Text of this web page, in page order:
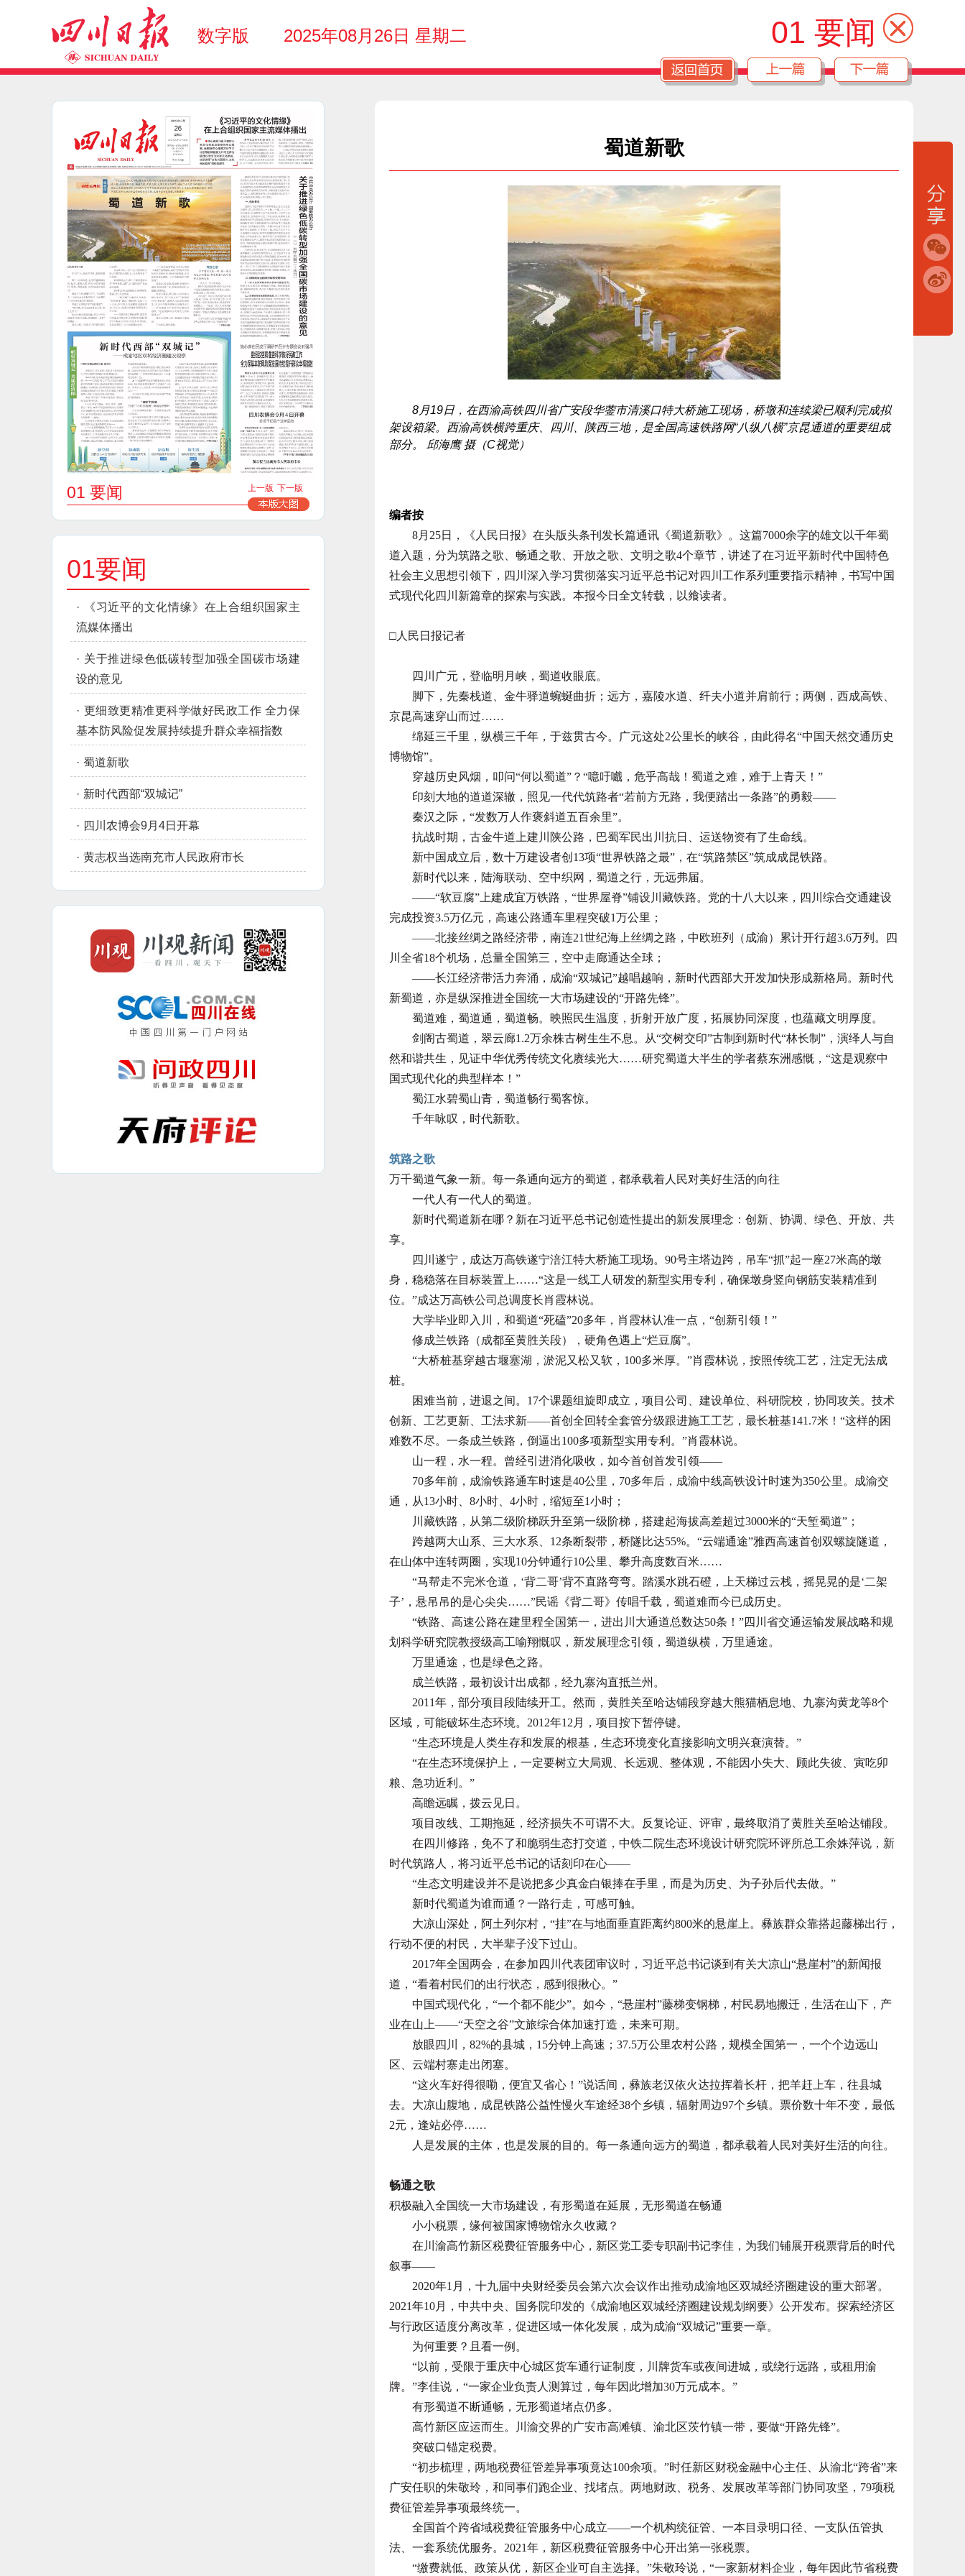
数字版 2025年08月26日 星期二 01 要闻
01 要闻 上一版 下一版
01要闻
·
《习近平的文化情缘》在上合组织国家主
流媒体播出
· 关于推进绿色低碳转型加强全国碳市场建
设的意见
· 更细致更精准更科学做好民政工作 全力保
基本防风险促发展持续提升群众幸福指数
· 蜀道新歌
· 新时代西部“双城记”
· 四川农博会9月4日开幕
· 黄志权当选南充市人民政府市长
蜀道新歌
8月19日，在西渝高铁四川省广安段华蓥市清溪口特大桥施工现场，桥墩和连续梁已顺利完成拟
架设箱梁。西渝高铁横跨重庆、四川、陕西三地，是全国高速铁路网“八纵八横”京昆通道的重要组成
部分。 邱海鹰 摄（C视觉）
编者按
8月25日，《人民日报》在头版头条刊发长篇通讯《蜀道新歌》。这篇7000余字的雄文以千年蜀
道入题，分为筑路之歌、畅通之歌、开放之歌、文明之歌4个章节，讲述了在习近平新时代中国特色
社会主义思想引领下，四川深入学习贯彻落实习近平总书记对四川工作系列重要指示精神，书写中国
式现代化四川新篇章的探索与实践。本报今日全文转载，以飨读者。
□人民日报记者
四川广元，登临明月峡，蜀道收眼底。
脚下，先秦栈道、金牛驿道蜿蜒曲折；远方，嘉陵水道、纤夫小道并肩前行；两侧，西成高铁、
京昆高速穿山而过……
绵延三千里，纵横三千年，于兹贯古今。广元这处2公里长的峡谷，由此得名“中国天然交通历史
博物馆”。
穿越历史风烟，叩问“何以蜀道”？“噫吁嚱，危乎高哉！蜀道之难，难于上青天！”
印刻大地的道道深辙，照见一代代筑路者“若前方无路，我便踏出一条路”的勇毅——
秦汉之际，“发数万人作褒斜道五百余里”。
抗战时期，古金牛道上建川陕公路，巴蜀军民出川抗日、运送物资有了生命线。
新中国成立后，数十万建设者创13项“世界铁路之最”，在“筑路禁区”筑成成昆铁路。
新时代以来，陆海联动、空中织网，蜀道之行，无远弗届。
——“软豆腐”上建成宜万铁路，“世界屋脊”铺设川藏铁路。党的十八大以来，四川综合交通建设
完成投资3.5万亿元，高速公路通车里程突破1万公里；
——北接丝绸之路经济带，南连21世纪海上丝绸之路，中欧班列（成渝）累计开行超3.6万列。四
川全省18个机场，总量全国第三，空中走廊通达全球；
——长江经济带活力奔涌，成渝“双城记”越唱越响，新时代西部大开发加快形成新格局。新时代
新蜀道，亦是纵深推进全国统一大市场建设的“开路先锋”。
蜀道难，蜀道通，蜀道畅。映照民生温度，折射开放广度，拓展协同深度，也蕴藏文明厚度。
剑阁古蜀道，翠云廊1.2万余株古树生生不息。从“交树交印”古制到新时代“林长制”，演绎人与自
然和谐共生，见证中华优秀传统文化赓续光大……研究蜀道大半生的学者蔡东洲感慨，“这是观察中
国式现代化的典型样本！”
蜀江水碧蜀山青，蜀道畅行蜀客惊。
千年咏叹，时代新歌。
筑路之歌
万千蜀道气象一新。每一条通向远方的蜀道，都承载着人民对美好生活的向往
一代人有一代人的蜀道。
新时代蜀道新在哪？新在习近平总书记创造性提出的新发展理念：创新、协调、绿色、开放、共
享。
四川遂宁，成达万高铁遂宁涪江特大桥施工现场。90号主塔边跨，吊车“抓”起一座27米高的墩
身，稳稳落在目标装置上……“这是一线工人研发的新型实用专利，确保墩身竖向钢筋安装精准到
位。”成达万高铁公司总调度长肖霞林说。
大学毕业即入川，和蜀道“死磕”20多年，肖霞林认准一点，“创新引领！”
修成兰铁路（成都至黄胜关段），硬角色遇上“烂豆腐”。
“大桥桩基穿越古堰塞湖，淤泥又松又软，100多米厚。”肖霞林说，按照传统工艺，注定无法成
桩。
困难当前，进退之间。17个课题组旋即成立，项目公司、建设单位、科研院校，协同攻关。技术
创新、工艺更新、工法求新——首创全回转全套管分级跟进施工工艺，最长桩基141.7米！“这样的困
难数不尽。一条成兰铁路，倒逼出100多项新型实用专利。”肖霞林说。
山一程，水一程。曾经引进消化吸收，如今首创首发引领——
70多年前，成渝铁路通车时速是40公里，70多年后，成渝中线高铁设计时速为350公里。成渝交
通，从13小时、8小时、4小时，缩短至1小时；
川藏铁路，从第二级阶梯跃升至第一级阶梯，搭建起海拔高差超过3000米的“天堑蜀道”；
跨越两大山系、三大水系、12条断裂带，桥隧比达55%。“云端通途”雅西高速首创双螺旋隧道，
在山体中连转两圈，实现10分钟通行10公里、攀升高度数百米……
“马帮走不完米仓道，‘背二哥’背不直路弯弯。踏溪水跳石磴，上天梯过云栈，摇晃晃的是‘二架
子’，悬吊吊的是心尖尖……”民谣《背二哥》传唱千载，蜀道难而今已成历史。
“铁路、高速公路在建里程全国第一，进出川大通道总数达50条！”四川省交通运输发展战略和规
划科学研究院教授级高工喻翔慨叹，新发展理念引领，蜀道纵横，万里通途。
万里通途，也是绿色之路。
成兰铁路，最初设计出成都，经九寨沟直抵兰州。
2011年，部分项目段陆续开工。然而，黄胜关至哈达铺段穿越大熊猫栖息地、九寨沟黄龙等8个
区域，可能破坏生态环境。2012年12月，项目按下暂停键。
“生态环境是人类生存和发展的根基，生态环境变化直接影响文明兴衰演替。”
“在生态环境保护上，一定要树立大局观、长远观、整体观，不能因小失大、顾此失彼、寅吃卯
粮、急功近利。”
高瞻远瞩，拨云见日。
项目改线、工期拖延，经济损失不可谓不大。反复论证、评审，最终取消了黄胜关至哈达铺段。
在四川修路，免不了和脆弱生态打交道，中铁二院生态环境设计研究院环评所总工余姝萍说，新
时代筑路人，将习近平总书记的话刻印在心——
“生态文明建设并不是说把多少真金白银捧在手里，而是为历史、为子孙后代去做。”
新时代蜀道为谁而通？一路行走，可感可触。
大凉山深处，阿土列尔村，“挂”在与地面垂直距离约800米的悬崖上。彝族群众靠搭起藤梯出行，
行动不便的村民，大半辈子没下过山。
2017年全国两会，在参加四川代表团审议时，习近平总书记谈到有关大凉山“悬崖村”的新闻报
道，“看着村民们的出行状态，感到很揪心。”
中国式现代化，“一个都不能少”。如今，“悬崖村”藤梯变钢梯，村民易地搬迁，生活在山下，产
业在山上——“天空之谷”文旅综合体加速打造，未来可期。
放眼四川，82%的县城，15分钟上高速；37.5万公里农村公路，规模全国第一，一个个边远山
区、云端村寨走出闭塞。
“这火车好得很嘞，便宜又省心！”说话间，彝族老汉依火达拉挥着长杆，把羊赶上车，往县城
去。大凉山腹地，成昆铁路公益性慢火车途经38个乡镇，辐射周边97个乡镇。票价数十年不变，最低
2元，逢站必停……
人是发展的主体，也是发展的目的。每一条通向远方的蜀道，都承载着人民对美好生活的向往。
畅通之歌
积极融入全国统一大市场建设，有形蜀道在延展，无形蜀道在畅通
小小税票，缘何被国家博物馆永久收藏？
在川渝高竹新区税费征管服务中心，新区党工委专职副书记李佳，为我们铺展开税票背后的时代
叙事——
2020年1月，十九届中央财经委员会第六次会议作出推动成渝地区双城经济圈建设的重大部署。
2021年10月，中共中央、国务院印发的《成渝地区双城经济圈建设规划纲要》公开发布。探索经济区
与行政区适度分离改革，促进区域一体化发展，成为成渝“双城记”重要一章。
为何重要？且看一例。
“以前，受限于重庆中心城区货车通行证制度，川牌货车或夜间进城，或绕行远路，或租用渝
牌。”李佳说，“一家企业负责人测算过，每年因此增加30万元成本。”
有形蜀道不断通畅，无形蜀道堵点仍多。
高竹新区应运而生。川渝交界的广安市高滩镇、渝北区茨竹镇一带，要做“开路先锋”。
突破口锚定税费。
“初步梳理，两地税费征管差异事项竟达100余项。”时任新区财税金融中心主任、从渝北“跨省”来
广安任职的朱敬玲，和同事们跑企业、找堵点。两地财政、税务、发展改革等部门协同攻坚，79项税
费征管差异事项最终统一。
全国首个跨省域税费征管服务中心成立——一个机构统征管、一本目录明口径、一支队伍管执
法、一套系统优服务。2021年，新区税费征管服务中心开出第一张税票。
“缴费就低、政策从优，新区企业可自主选择。”朱敬玲说，“一家新材料企业，每年因此节省税费